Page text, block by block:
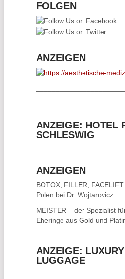
FOLGEN
ANZEIGEN
ANZEIGE: HOTEL
SCHLESWIG
ANZEIGEN
BOTOX, FILLER, FACELIFT
Polen bei Dr. Wojtarovicz
MEISTER – der Spezialist
Eheringe aus Gold und
ANZEIGE:
LUGGAGE